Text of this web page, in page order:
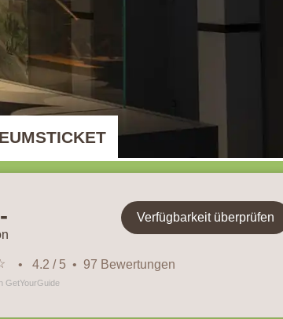
Verfügbarkeit überprüfen
• 4.2 / 5 • 97 Bewertungen
GetYourGuide